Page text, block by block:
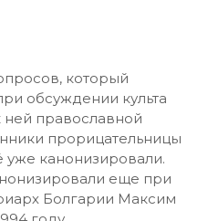
который
обсуждении культа
ней православной
прорицательницы
уже канонизировали.
еще при
Болгарии Максим